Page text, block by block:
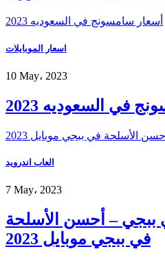
أسعار سامسونج في السعوديه 2023
اسعار الموبايلات
10 May، 2023
في السعوديه 2023
العاب اندرويد
7 May، 2023
في ببجي – أحسن الأسلحة
في ببجي موبايل 2023